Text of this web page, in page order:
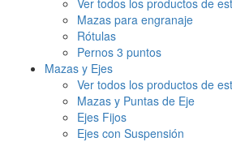
Ver todos los productos de
Mazas para engranaje
Rótulas
Pernos 3 puntos
Mazas y Ejes
Ver todos los productos de
Mazas y Puntas de Eje
Ejes Fijos
Ejes con Suspensión